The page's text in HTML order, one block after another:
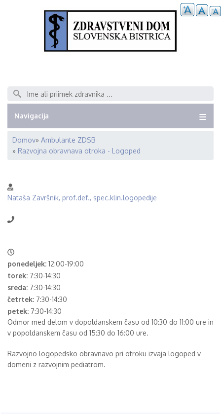
Išči
Navigacija
Breadcrumb
Domov
Ambulante ZDSB
Razvojna obravnava otroka - Logoped
Nataša Završnik, prof.def., spec.klin.logopedije
ponedeljek: 12:00-19:00
torek: 7:30-14:30
sreda: 7:30-14:30
četrtek: 7:30-14:30
petek: 7:30-14:30
Odmor med delom v dopoldanskem času od 10:30 do 11:00 ure in
v popoldanskem času od 15:30 do 16:00 ure.
Razvojno logopedsko obravnavo pri otroku izvaja logoped v
domeni z razvojnim pediatrom.